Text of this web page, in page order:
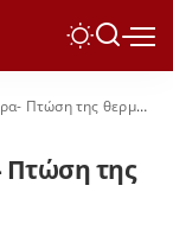
της θερμοκρασίας
Πτώση της